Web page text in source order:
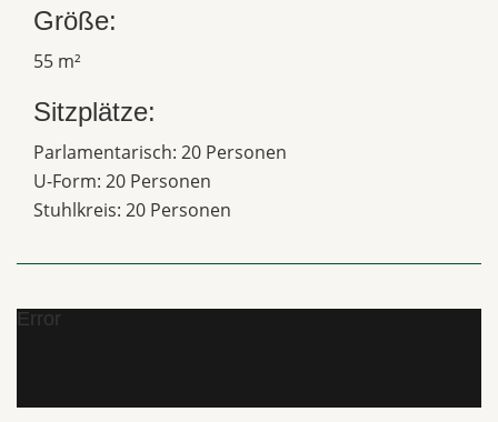
Größe:
55 m²
Sitzplätze:
Parlamentarisch: 20 Personen
U-Form: 20 Personen
Stuhlkreis: 20 Personen
Error